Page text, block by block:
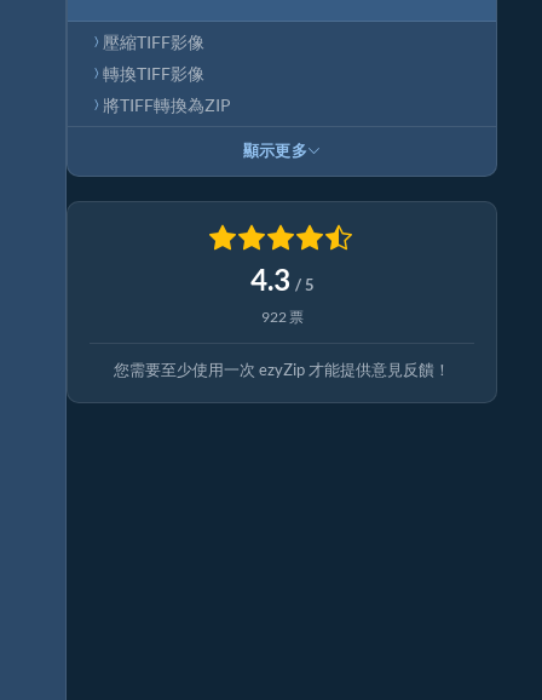
壓縮TIFF影像
轉換TIFF影像
將TIFF轉換為ZIP
顯示更多
4.3 / 5
922 票
您需要至少使用一次 ezyZip 才能提供意見反饋！